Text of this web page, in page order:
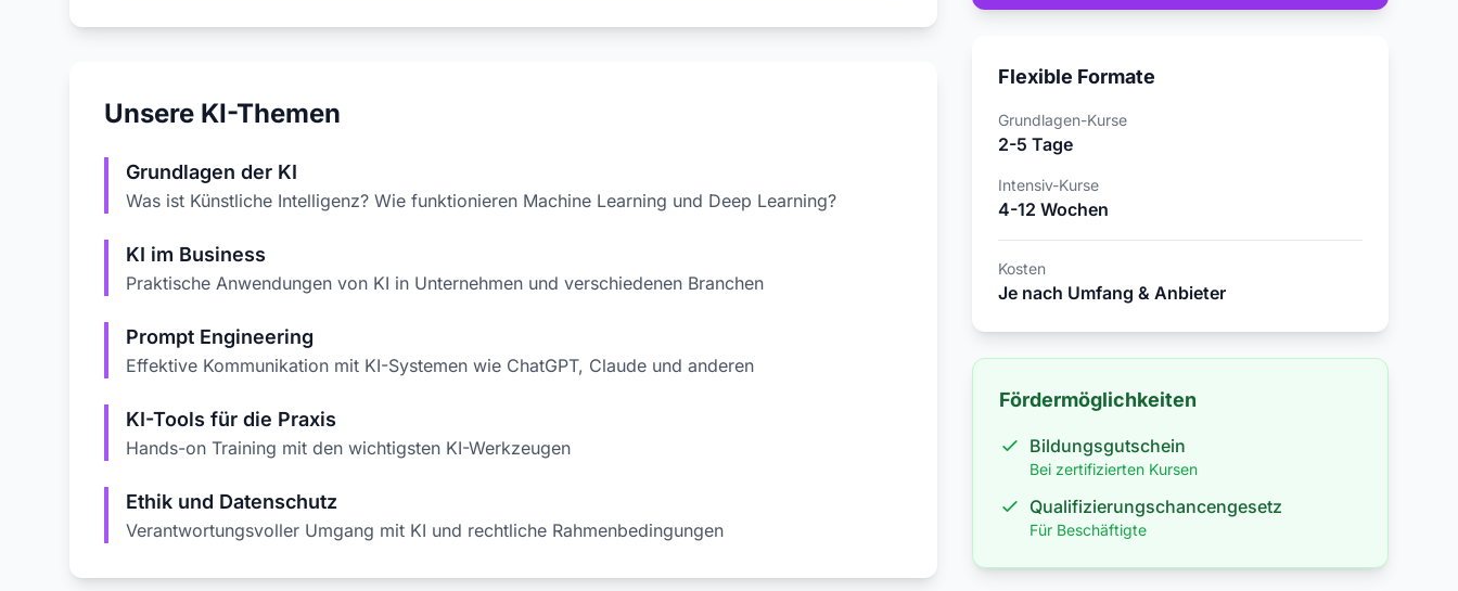
Unsere KI-Themen
Grundlagen der KI
Was ist Künstliche Intelligenz? Wie funktionieren Machine Learning und Deep Learning?
KI im Business
Praktische Anwendungen von KI in Unternehmen und verschiedenen Branchen
Prompt Engineering
Effektive Kommunikation mit KI-Systemen wie ChatGPT, Claude und anderen
KI-Tools für die Praxis
Hands-on Training mit den wichtigsten KI-Werkzeugen
Ethik und Datenschutz
Verantwortungsvoller Umgang mit KI und rechtliche Rahmenbedingungen
Flexible Formate
Grundlagen-Kurse
2-5 Tage
Intensiv-Kurse
4-12 Wochen
Kosten
Je nach Umfang & Anbieter
Fördermöglichkeiten
Bildungsgutschein
Bei zertifizierten Kursen
Qualifizierungschancengesetz
Für Beschäftigte